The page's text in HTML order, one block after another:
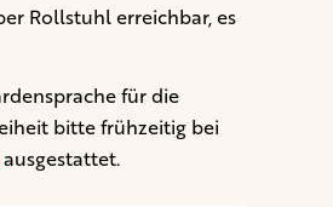
Rollstuhl erreichbar, es
für die
bitte frühzeitig bei
ausgestattet.